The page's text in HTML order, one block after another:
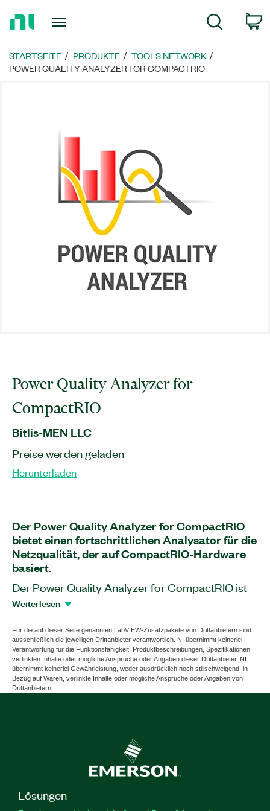
zur
Suche
STARTSEITE PRODUKTE
TOOLS NETWORK
POWER QUALITY ANALYZER FOR COMPACTRIO
Power Quality Analyzer for
CompactRIO
Bitlis-MEN LLC
Preise werden geladen
Herunterladen
Der Power Quality Analyzer for CompactRIO
bietet einen fortschrittlichen Analysator für die
Netzqualität, der auf CompactRIO-Hardware
basiert.
Der Power Quality Analyzer for CompactRIO ist
ein Software-Zusatzpaket für LabVIEW, das mit
Verbindung mit dem Spannungseingangsmodul
der C-Serie NI-9225 und dem
Stromeingangsmodul der C-Serie NI-9227
zusammenarbeitet. Dieses Zusatzpaket
unterstützt Sie bei der Analyse der Netzqualität
Analyse. Der Power Quality Analyzer for
CompactRIO enthält auch die LabVIEW-Runtime-
Artikelnummer(n): 786198-35
Weiterlesen
Für die auf dieser Seite genannten LabVIEW-Zusatzpakete von Drittanbietern sind
ausschließlich die jeweiligen Drittanbieter verantwortlich. NI übernimmt keinerlei
Verantwortung für die Funktionsfähigkeit, Produktbeschreibungen, Spezifikationen,
verlinkten Inhalte oder mögliche Ansprüche oder Angaben dieser Drittanbieter. NI
übernimmt keinerlei Gewährleistung, weder ausdrücklich noch stillschweigend, in
Bezug auf Waren, verlinkte Inhalte oder mögliche Ansprüche oder Angaben von
Drittanbietern.
Lösungen